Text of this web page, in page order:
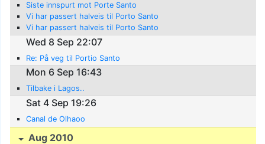
Siste innspurt mot Porte Santo
Vi har passert halveis til Porto Santo
Vi har passert halveis til Porto Santo
Wed 8 Sep 22:07
Re: På veg til Portio Santo
Mon 6 Sep 16:43
Tilbake i Lagos..
Sat 4 Sep 19:26
Canal de Olhaoo
Aug 2010